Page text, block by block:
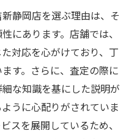
静岡店を選ぶ理由は、そ
にあります。店舗では、
対応を心がけており、丁
す。さらに、査定の際に
な知識を基にした説明が
うに心配りがされていま
スを展開しているため、